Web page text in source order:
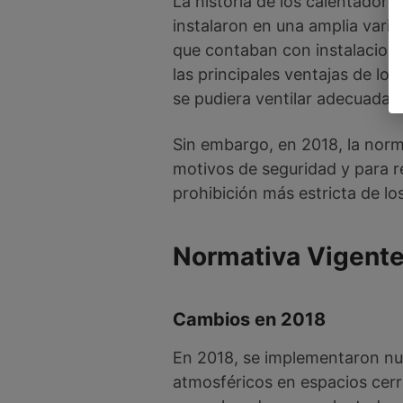
instalaron en una amplia
que contaban con
las principales ventajas de
se pudiera ventilar
Sin embargo, en 2018, la
motivos de seguridad y para
prohibición más estricta de
Normativa
Cambios en 2018
En 2018, se implementaron
atmosféricos en espacios